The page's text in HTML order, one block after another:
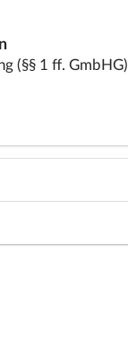
(§§ 1 ff. GmbHG)